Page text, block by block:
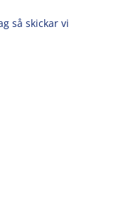
så skickar vi